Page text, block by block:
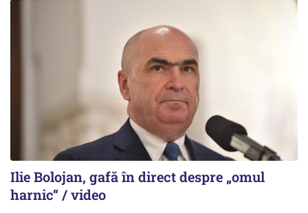
Ilie Bolojan, gafă în direct despre „omul
harnic“ / video